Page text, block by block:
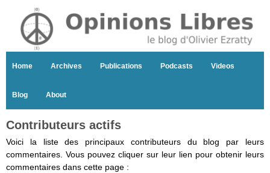
Home Archives Publications Podcasts Videos
Blog About
Contributeurs actifs
Voici la liste des principaux contributeurs du blog par leurs
commentaires. Vous pouvez cliquer sur leur lien pour obtenir leurs
commentaires dans cette page :